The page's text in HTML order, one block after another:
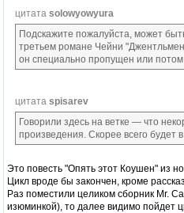
цитата solowyowyura
Подскажите пожалуйста, может
третьем романе Чейни
он специально пропущен или
цитата spisarev
Говорили здесь на ветке — что
произведения. Скорее всего будет
Это повесть "Опять этот Коушен" из
Цикл вроде бы закончен, кроме
Раз поместили целиком сборник Mr.
изюминкой), то далее видимо пойдет